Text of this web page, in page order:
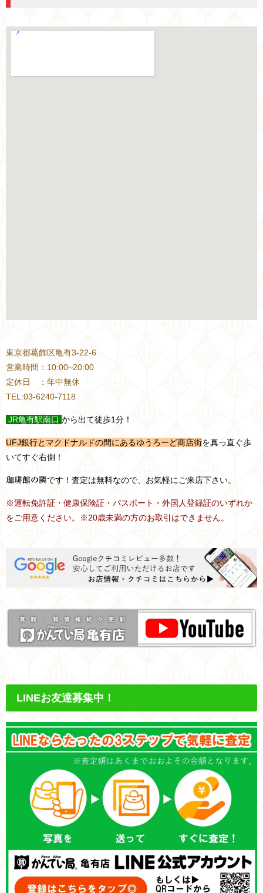
東京都葛飾区亀有3-22-6
営業時間：10:00~20:00
定休日 ：年中無休
TEL:03-6240-7118
JR亀有駅南口 から出て徒歩1分！
UFJ銀行とマクドナルドの間にあるゆうろーど商店街を真っ直ぐ歩
いてすぐ右側！
珈琲館の隣です！査定は無料なので、お気軽にご来店下さい。
※運転免許証・健康保険証・パスポート・外国人登録証のいずれか
をご用意ください。※20歳未満の方のお取引はできません。
LINEお友達募集中！